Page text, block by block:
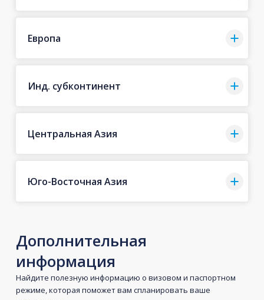
Европа
Инд. субконтинент
Центральная Азия
Юго-Восточная Азия
Дополнительная
информация
Найдите полезную информацию о визовом и паспортном
режиме, которая поможет вам спланировать ваше